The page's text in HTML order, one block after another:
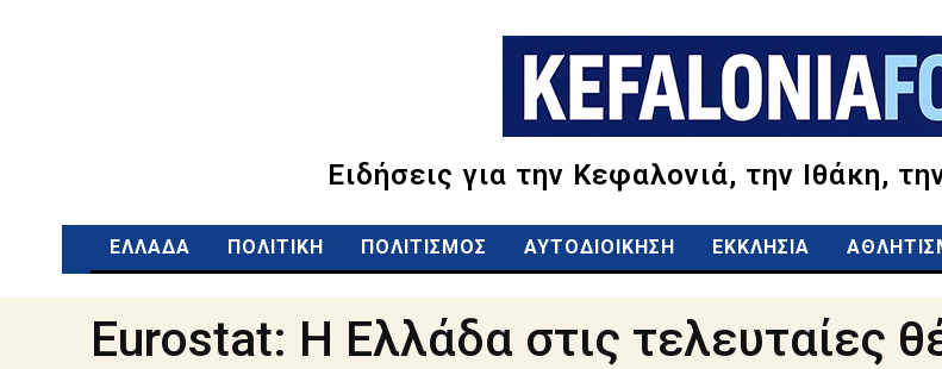
Ειδήσεις για την Κεφαλονιά, την Ιθάκη,
ΕΛΛΑΔΑ ΠΟΛΙΤΙΚΗ ΠΟΛΙΤΙΣΜΟΣ ΑΥΤΟΔΙΟΙΚΗΣΗ ΕΚΚΛΗΣΙΑ
Eurostat: Η Ελλάδα στις τελευταίες